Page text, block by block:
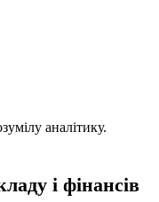
аналітику.
і фінансів